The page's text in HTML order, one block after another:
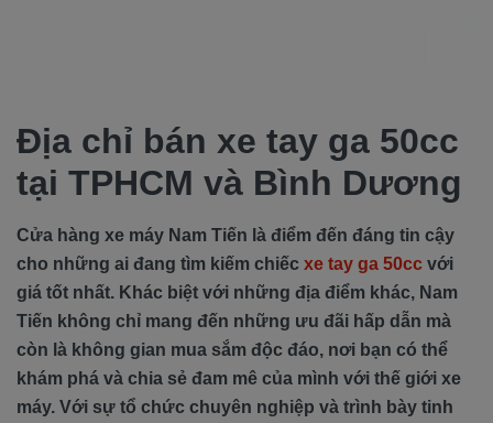
Địa chỉ bán xe tay ga 50cc
tại TPHCM và Bình Dương
Cửa hàng xe máy Nam Tiến là điểm đến đáng tin cậy
cho những ai đang tìm kiếm chiếc xe tay ga 50cc với
giá tốt nhất. Khác biệt với những địa điểm khác, Nam
Tiến không chỉ mang đến những ưu đãi hấp dẫn mà
còn là không gian mua sắm độc đáo, nơi bạn có thể
khám phá và chia sẻ đam mê của mình với thế giới xe
máy. Với sự tổ chức chuyên nghiệp và trình bày tinh